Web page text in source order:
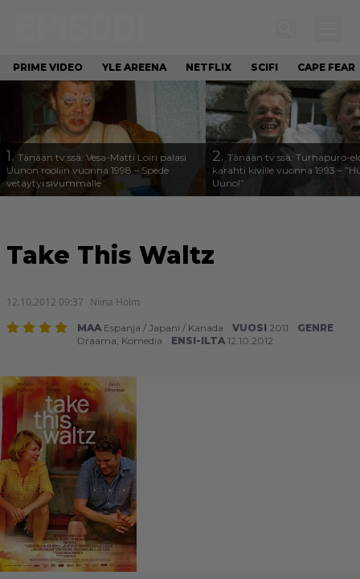
PRIME VIDEO YLE AREENA NETFLIX SCIFI CAPE FEAR
1. Tänään tv:ssä: Vesa-Matti Loiri palasi
Uunon rooliin vuonna 1998 – Spede
vetäytyi sivummalle
2. Tänään tv:ssä: Turhapuro-
karahti kiville vuonna 1993 –
Uuno!”
Take This Waltz
12.10.2012 09:37 Niina Holm
MAA Espanja / Japani / Kanada VUOSI 2011
GENRE
Draama Komedia ENSI-ILTA 12.10.2012